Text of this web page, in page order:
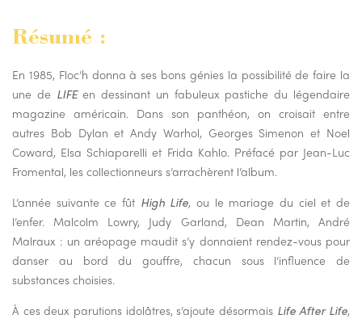
Résumé :
En 1985, Floc’h donna à ses bons génies la possibilité de faire la
une de LIFEen dessinant un fabuleux pastiche du légendaire
magazine américain. Dans son panthéon, on croisait entre
autres Bob Dylan et Andy Warhol, Georges Simenon et Noel
Coward, Elsa Schiaparelli et Frida Kahlo. Préfacé par Jean-Luc
Fromental, les collectionneurs s’arrachèrent l’album.
L’année suivante ce fût High Life, ou le mariage du ciel et de
l’enfer. Malcolm Lowry, Judy Garland, Dean Martin, André
Malraux : un aréopage maudit s’y donnaient rendez-vous pour
danser au bord du gouffre, chacun sous l’influence de
substances choisies.
À ces deux parutions idolâtres, s’ajoute désormais Life After Life,